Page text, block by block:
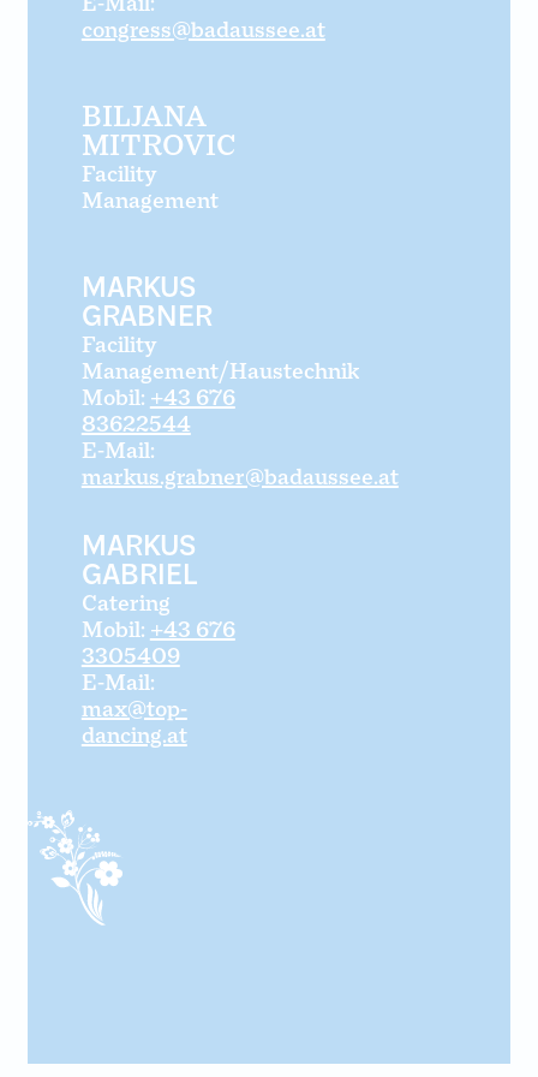
Josef Fröhlich Saal
Galerie & Ausstellungssaal
Terrasse mit Seminarturm
Ballett & Tanzstudio
Künstlergarderobe
Weihnachtsfeiern
congress@badaussee.at
BILJANA
MITROVIC
Facility
Management
MARKUS
GRABNER
Facility
Management/Haustechnik
Mobil: +43 676
83622544
E-Mail:
markus.grabner@badaussee.at
MARKUS
GABRIEL
Catering
Mobil: +43 676
3305409
E-Mail:
max@top-
dancing.at